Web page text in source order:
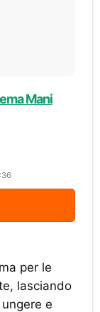
Mani
per le
lasciando
e